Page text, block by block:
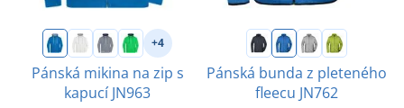
+4
Pánská mikina na zip s
kapucí JN963
Pánská bunda z pleteného
fleecu JN762